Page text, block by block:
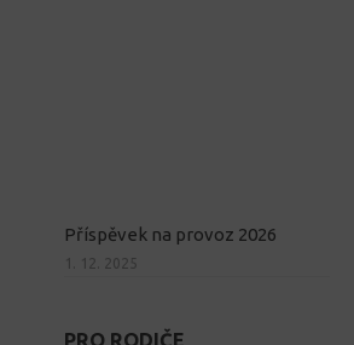
Příspěvek na provoz 2026
1. 12. 2025